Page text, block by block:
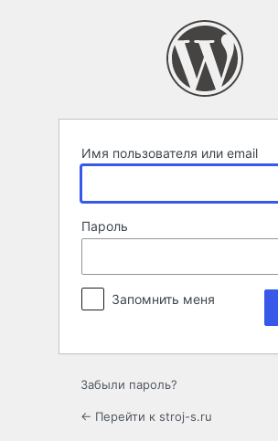
Имя пользователя или email
Пароль
Запомнить меня
Забыли пароль?
← Перейти к stroj-s.ru